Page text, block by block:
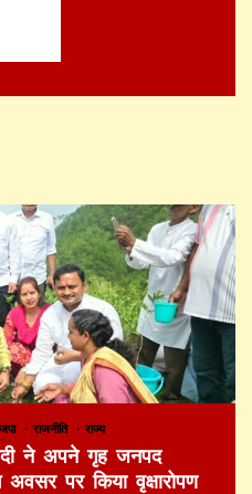
राजनीति राज्य
ने अपने गृह जनपद
पर किया वृक्षारोपण